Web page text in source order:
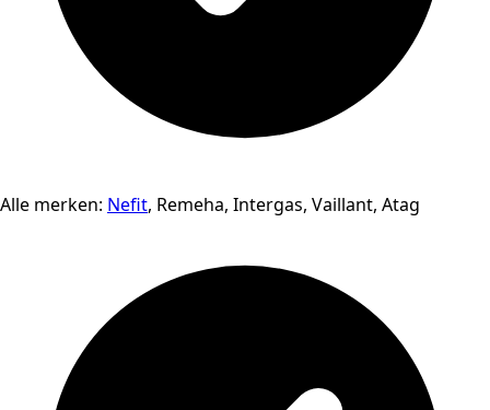
Alle merken: Nefit, Remeha, Intergas, Vaillant, Atag